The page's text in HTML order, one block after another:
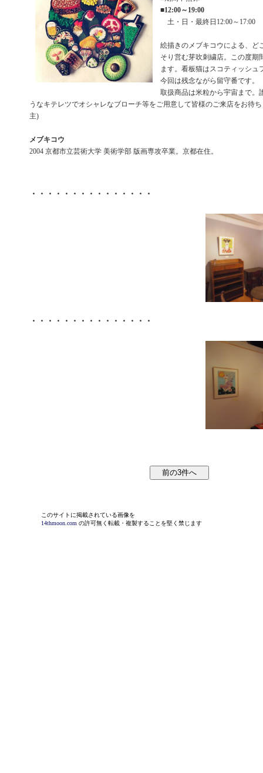
■12:00～19:00
土・日・最終日12:00～17:00
絵描きのメブキコウによる、ど
そり営む芽吹刺繍店。この度期
ます。看板猫はスコティッシュ
今回は残念ながら留守番です。
取扱商品は米粒から宇宙まで。
うなキテレツでオシャレなブローチ等をご用意して皆様のご来店をお待
主)
メブキコウ
2004 京都市立芸術大学 美術学部 版画専攻卒業。京都在住。
・・・・・・・・・・・・・・・
・・・・・・・・・・・・・・・
このサイトに掲載されている画像を
14thmoon.com の許可無く転載・複製することを堅く禁じます